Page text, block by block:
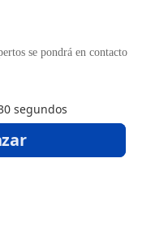
se pondrá en contacto